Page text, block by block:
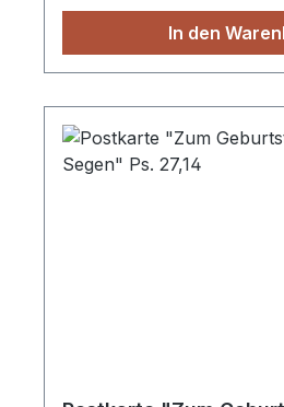
In den